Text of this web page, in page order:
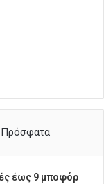
Πρόσφατα
έως 9 μποφόρ